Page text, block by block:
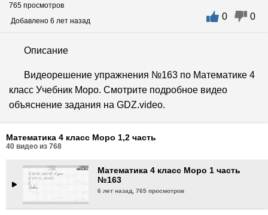
765 просмотров
Добавлено 6 лет назад
0 0
Описание
Видеорешение упражнения №163 по Математике 4
класс Учебник Моро. Смотрите подробное видео
объяснение задания на GDZ.video.
Математика 4 класс Моро 1,2 часть
40 видео из 768
Математика 4 класс Моро 1 часть
№161
6 лет назад,884 просмотра
6 лет назад,778 просмотров
Математика 4 класс Моро 1 часть
№163
6 лет назад,765 просмотров